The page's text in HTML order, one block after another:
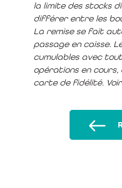
la limite des stocks
différer entre les
La remise se fait
passage en caisse.
cumulables avec
opérations en cours,
carte de fidélité.